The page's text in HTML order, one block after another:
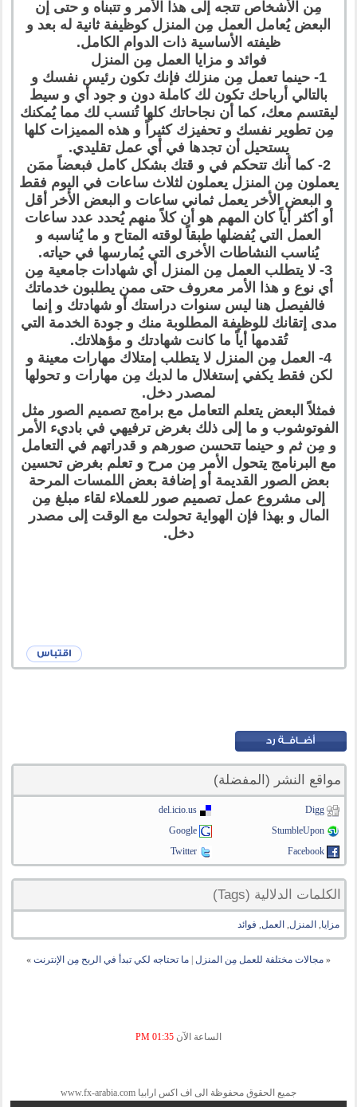
مِن الأشخاص تتجه إلى هذا الأمر و تتبناه و حتى إن
البعض يُعامل العمل مِن المنزل كوظيفة ثانية له بعد و
ظيفته الأساسية ذات الدوام الكامل.
فوائد و مزايا العمل مِن المنزل
1- حينما تعمل مِن منزلك فإنك تكون رئيس نفسك و
بالتالي أرباحك تكون لك كاملة دون و جود أي و سيط
ليقتسم معك، كما أن نجاحاتك كلها تُنسب لك مما يُمكنك
مِن تطوير نفسك و تحفيزك كثيراً و هذه المميزات كلها
يستحيل أن تجدها في أي عمل تقليدي.
2- كما أنك تتحكم في و قتك بشكل كامل فبعضاً ممَن
يعملون مِن المنزل يعملون لثلاث ساعات في اليوم فقط
و البعض الأخر يعمل ثماني ساعات و البعض الأخر أقل
أو أكثر أياً كان المهم هو أن كلاً منهم يُحدد عدد ساعات
العمل التي يُفضلها طبقاً لوقته المتاح و ما يُناسبه و
يُناسب النشاطات الأخرى التي يُمارسها في حياته.
3- لا يتطلب العمل مِن المنزل أي شهادات جامعية مِن
أي نوع و هذا الأمر معروف حتى ممن يطلبون خدماتك
فالفيصل هنا ليس سنوات دراستك أو شهادتك و إنما
مدى إتقانك للوظيفة المطلوبة منك و جودة الخدمة التي
تُقدمها أياً ما كانت شهادتك و مؤهلاتك.
4- العمل مِن المنزل لا يتطلب إمتلاك مهارات معينة و
لكن فقط يكفي إستغلال ما لديك مِن مهارات و تحولها
لمصدر دخل.
فمثلاً البعض يتعلم التعامل مع برامج تصميم الصور مثل
الفوتوشوب و ما إلى ذلك بغرض ترفيهي في باديء الأمر
و مِن ثم و حينما تتحسن صورهم و قدراتهم في التعامل
مع البرنامج يتحول الأمر مِن مرح و تعلم بغرض تحسين
بعض الصور القديمة أو إضافة بعض اللمسات المرحة
إلى مشروع عمل تصميم صور للعملاء لقاء مبلغ مِن
المال و بهذا فإن الهواية تحولت مع الوقت إلى مصدر
دخل.
مواقع النشر (المفضلة)
Digg
del.icio.us
StumbleUpon
Google
Facebook
Twitter
الكلمات الدلالية (Tags)
مزايا, المنزل, العمل, فوائد
« مجالات مختلفة للعمل مِن المنزل ما تحتاجه لكي تبدأ في الربح مِن الإنترنت »
الساعة الآن 01:35 PM
جميع الحقوق محفوظة الى اف اكس ارابيا www.fx-arabia.com